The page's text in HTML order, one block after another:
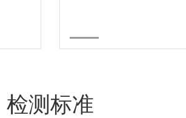
检测标准